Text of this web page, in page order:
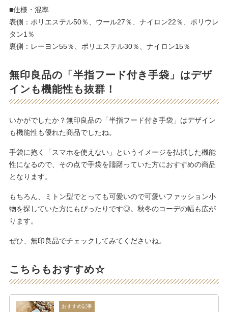
■仕様・混率
表側：ポリエステル50％、ウール27％、ナイロン22％、ポリウレ
タン1％
裏側：レーヨン55％、ポリエステル30％、ナイロン15％
無印良品の「半指フード付き手袋」はデザ
インも機能性も抜群！
いかがでしたか？無印良品の「半指フード付き手袋」はデザイン
も機能性も優れた商品でしたね。
手袋に抱く「スマホを使えない」というイメージを払拭した機能
性になるので、その点で手袋を躊躇っていた方におすすめの商品
となります。
もちろん、ミトン型でとっても可愛いので可愛いファッション小
物を探していた方にもぴったりです◎。秋冬のコーデの幅も広が
ります。
ぜひ、無印良品でチェックしてみてくださいね。
こちらもおすすめ☆
おすすめ記事